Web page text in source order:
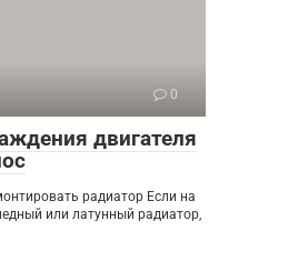
0
двигателя
радиатор Если на
или латунный радиатор,